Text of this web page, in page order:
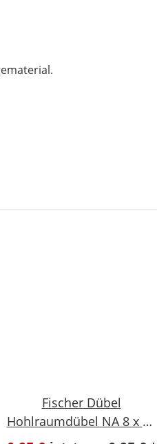
Fischer Dübel
Hohlraumdübel NA 8 x 30
ca. 80 Stück NEU